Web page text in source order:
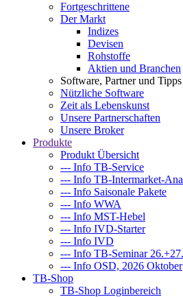
Fortgeschrittene
Der Markt
Indizes
Devisen
Rohstoffe
Aktien und Branchen
Software, Partner und Tipps
Nützliche Software
Zeit als Lebenskunst
Unsere Partnerschaften
Unsere Broker
Produkte
Produkt Übersicht
--- Info TB-Service
--- Info TB-Intermarket-
--- Info Saisonale Pakete
--- Info WWA
--- Info MST-Hebel
--- Info IVD-Starter
--- Info IVD
--- Info TB-Seminar
--- Info OSD, 2026 Oktober
TB-Shop
TB-Shop Loginbereich